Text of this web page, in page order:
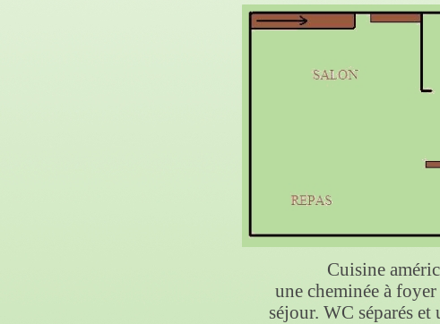
Cuisine
une cheminée à
séjour. WC séparés et